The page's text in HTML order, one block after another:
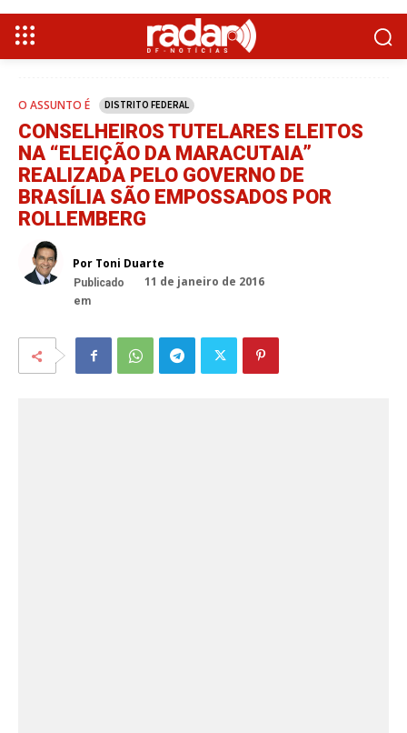
O ASSUNTO É DISTRITO FEDERAL
CONSELHEIROS TUTELARES ELEITOS
NA “ELEIÇÃO DA MARACUTAIA”
REALIZADA PELO GOVERNO DE
BRASÍLIA SÃO EMPOSSADOS POR
ROLLEMBERG
Por Toni Duarte
Publicado
em
11 de janeiro de 2016